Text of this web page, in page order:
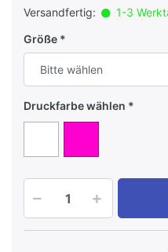
Versandfertig:
1-3
Größe
Druckfarbe wählen